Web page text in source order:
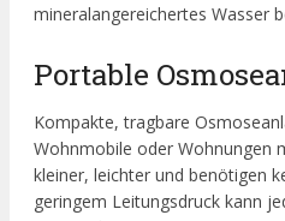
mineralangereichertes Wasser
Portable
Kompakte, tragbare
Wohnmobile oder Wohnungen
kleiner, leichter und benötigen
geringem Leitungsdruck kann